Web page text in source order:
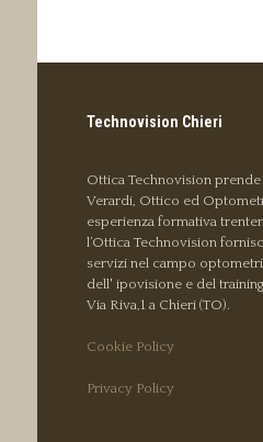
Technovision Chieri
Ottica Technovision prende
Verardi, Ottico ed
esperienza formativa
l’Ottica Technovision
servizi nel campo
dell' ipovisione e del
Via Riva,1 a Chieri (TO).
Cookie Policy
Privacy Policy